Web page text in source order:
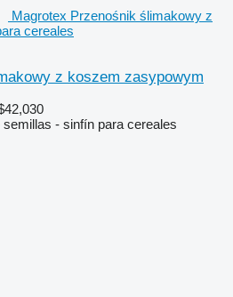
Magrotex Przenośnik ślimakowy z
cereales
z koszem zasypowym
- sinfín para cereales